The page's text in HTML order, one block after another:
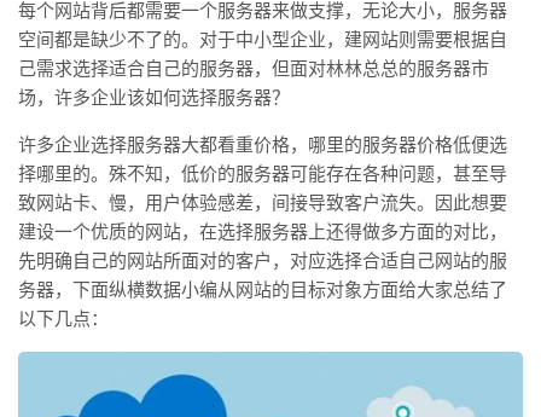
每个网站背后都需要一个服务器来做支撑，无论大小，服务器
空间都是缺少不了的。对于中小型企业，建网站则需要根据自
己需求选择适合自己的服务器，但面对林林总总的服务器市
场，许多企业该如何选择服务器？
许多企业选择服务器大都看重价格，哪里的服务器价格低便选
择哪里的。殊不知，低价的服务器可能存在各种问题，甚至导
致网站卡、慢，用户体验感差，间接导致客户流失。因此想要
建设一个优质的网站，在选择服务器上还得做多方面的对比，
先明确自己的网站所面对的客户，对应选择合适自己网站的服
务器，下面纵横数据小编从网站的目标对象方面给大家总结了
以下几点：